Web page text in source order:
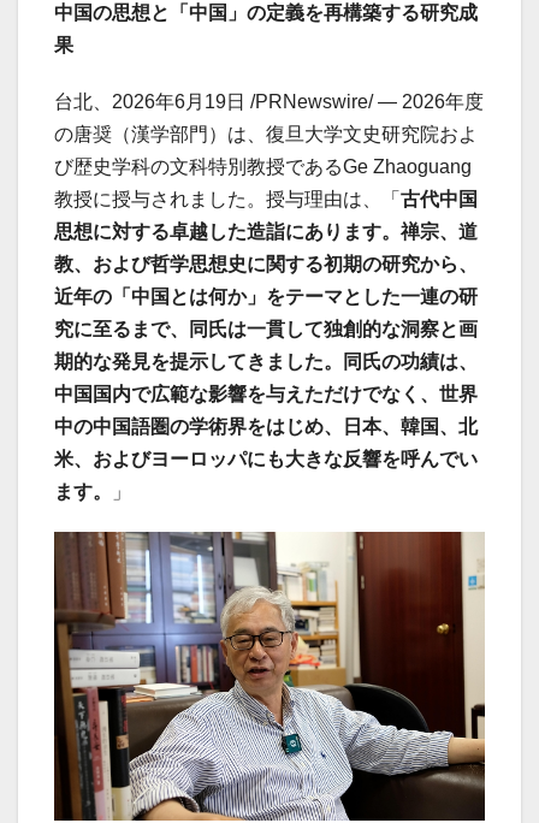
中国の思想と「中国」の定義を再構築する研究成
果
台北、2026年6月19日 /PRNewswire/ — 2026年度
の唐奨（漢学部門）は、復旦大学文史研究院およ
び歴史学科の文科特別教授であるGe Zhaoguang
教授に授与されました。授与理由は、「 古代中国
思想に対する卓越した造詣にあります。禅宗、道
教、および哲学思想史に関する初期の研究から、
近年の「中国とは何か」をテーマとした一連の研
究に至るまで、同氏は一貫して独創的な洞察と画
期的な発見を提示してきました。同氏の功績は、
中国国内で広範な影響を与えただけでなく、世界
中の中国語圏の学術界をはじめ、日本、韓国、北
米、およびヨーロッパにも大きな反響を呼んでい
ます。
」